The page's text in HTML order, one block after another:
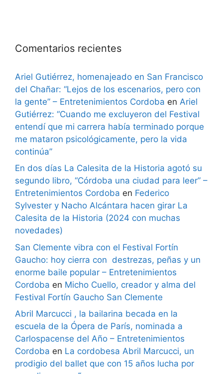
Comentarios recientes
Ariel Gutiérrez, homenajeado en San Francisco
del Chañar: “Lejos de los escenarios, pero con
la gente” – Entretenimientos Cordoba en Ariel
Gutiérrez: “Cuando me excluyeron del Festival
entendí que mi carrera había terminado porque
me mataron psicológicamente, pero la vida
continúa”
En dos días La Calesita de la Historia agotó su
segundo libro, “Córdoba una ciudad para leer” –
Entretenimientos Cordoba en Federico
Sylvester y Nacho Alcántara hacen girar La
Calesita de la Historia (2024 con muchas
novedades)
San Clemente vibra con el Festival Fortín
Gaucho: hoy cierra con destrezas, peñas y un
enorme baile popular – Entretenimientos
Cordoba en Micho Cuello, creador y alma del
Festival Fortín Gaucho San Clemente
Abril Marcucci , la bailarina becada en la
escuela de la Ópera de París, nominada a
Carlospacense del Año – Entretenimientos
Cordoba en La cordobesa Abril Marcucci, un
prodigio del ballet que con 15 años lucha por